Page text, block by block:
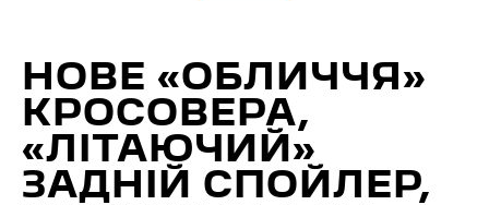
НОВЕ «ОБЛИЧЧЯ»
КРОСОВЕРА,
«ЛІТАЮЧИЙ»
ЗАДНІЙ СПОЙЛЕР,